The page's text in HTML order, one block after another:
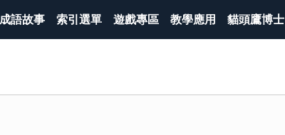
成語故事 索引選單 遊戲專區 教學應用 貓頭鷹博士